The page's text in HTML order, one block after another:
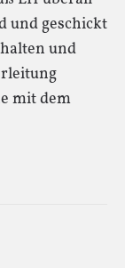
und geschickt
und
mit dem